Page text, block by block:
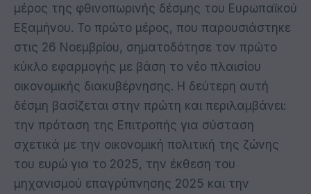
μέρος της φθινοπωρινής δέσμης του Ευρωπαϊκού
Εξαμήνου. Το πρώτο μέρος, που παρουσιάστηκε
στις 26 Νοεμβρίου, σηματοδότησε τον πρώτο
κύκλο εφαρμογής με βάση το νέο πλαισίου
οικονομικής διακυβέρνησης. Η δεύτερη αυτή
δέσμη βασίζεται στην πρώτη και περιλαμβάνει:
την πρόταση της Επιτροπής για σύσταση
σχετικά με την οικονομική πολιτική της ζώνης
του ευρώ για το 2025, την έκθεση του
μηχανισμού επαγρύπνησης 2025 και την